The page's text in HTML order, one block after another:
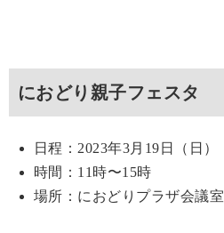
におどり親子フェスタ
日程：2023年3月19日（日）
時間：11時〜15時
場所：におどりプラザ会議室